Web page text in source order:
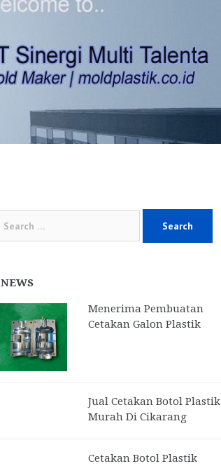
NEWS
Menerima Pembuatan
Cetakan Galon Plastik
Jual Cetakan Botol Plastik
Murah Di Cikarang
Cetakan Botol Plastik